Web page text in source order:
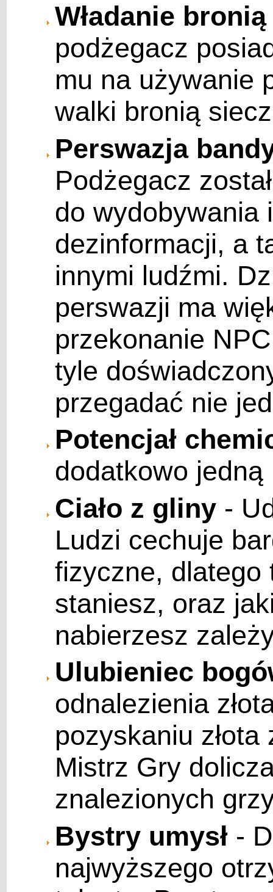
Władanie bronią
podżegacz
mu na używanie
walki bronią
Perswazja
Podżegacz
do wydobywania
dezinformacji, a
innymi ludźmi.
perswazji ma
przekonanie
tyle
przegadać nie
Potencjał
dodatkowo
Ciało z gliny -
Ludzi cechuje
fizyczne, dlatego
staniesz, oraz
nabierzesz
Ulubieniec
odnalezienia
pozyskaniu
Mistrz Gry
znalezionych
Bystry umysł -
najwyższego